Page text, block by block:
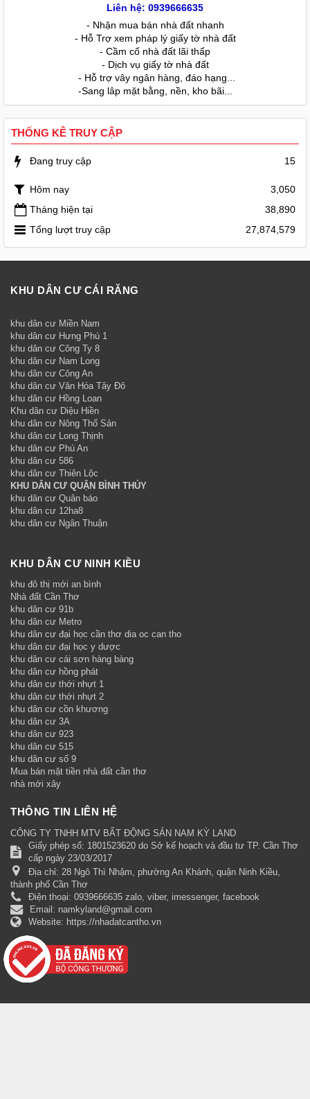
Liên hệ: 0939666635
- Nhận mua bán nhà đất nhanh
- Hỗ Trợ xem pháp lý giấy tờ nhà đất
- Cầm cố nhà đất lãi thấp
- Dịch vụ giấy tờ nhà đất
- Hỗ trợ vây ngân hàng, đáo hạng...
-Sang lâp mặt bằng, nền, kho bãi...
THỐNG KÊ TRUY CẬP
Đang truy cập 15
Hôm nay
3,050
Tháng hiện tại
38,890
Tổng lượt truy cập
27,874,579
KHU DÂN CƯ CÁI RĂNG
khu dân cư Miền Nam
khu dân cư Hưng Phú 1
khu dân cư Công Ty 8
khu dân cư Nam Long
khu dân cư Công An
khu dân cư Văn Hóa Tây Đô
khu dân cư Hồng Loan
Khu dân cư Diệu Hiền
khu dân cư Nông Thổ Sản
khu dân cư Long Thịnh
khu dân cư Phú An
khu dân cư 586
khu dân cư Thiên Lộc
KHU DÂN CƯ QUẬN BÌNH THỦY
khu dân cư Quân báo
khu dân cư 12ha8
khu dân cư Ngân Thuận
KHU DÂN CƯ NINH KIỀU
khu đô thị mới an bình
Nhà đất Cần Thơ
khu dân cư 91b
khu dân cư Metro
khu dân cư đại học cần thơ dia oc can tho
khu dân cư đại học y dược
khu dân cư cái sơn hàng bàng
khu dân cư hồng phát
khu dân cư thới nhựt 1
khu dân cư thới nhựt 2
khu dân cư cồn khương
khu dân cư 3A
khu dân cư 923
khu dân cư 515
khu dân cư số 9
Mua bán mặt tiền nhà đất cần thơ
nhà mới xây
THÔNG TIN LIÊN HỆ
CÔNG TY TNHH MTV BẤT ĐỘNG SẢN NAM KỲ LAND
Giấy phép số: 1801523620 do Sở kế hoạch và đầu tư TP. Cần Thơ
cấp ngày 23/03/2017
Địa chỉ: 28 Ngô Thì Nhậm, phường An Khánh, quận Ninh Kiều,
thành phố Cần Thơ
Điện thoại: 0939666635 zalo, viber, imessenger, facebook
Email: namkyland@gmail.com
Website: https://nhadatcantho.vn